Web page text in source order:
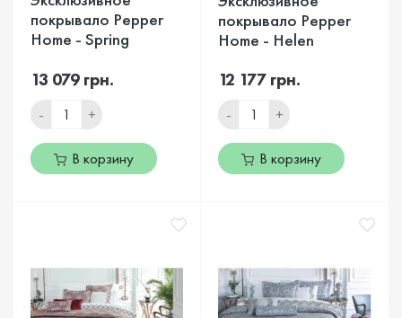
покрывало Pepper
Home - Spring
13 079 грн.
- +
В корзину
покрывало Pepper
Home - Helen
12 177 грн.
- +
В корзину